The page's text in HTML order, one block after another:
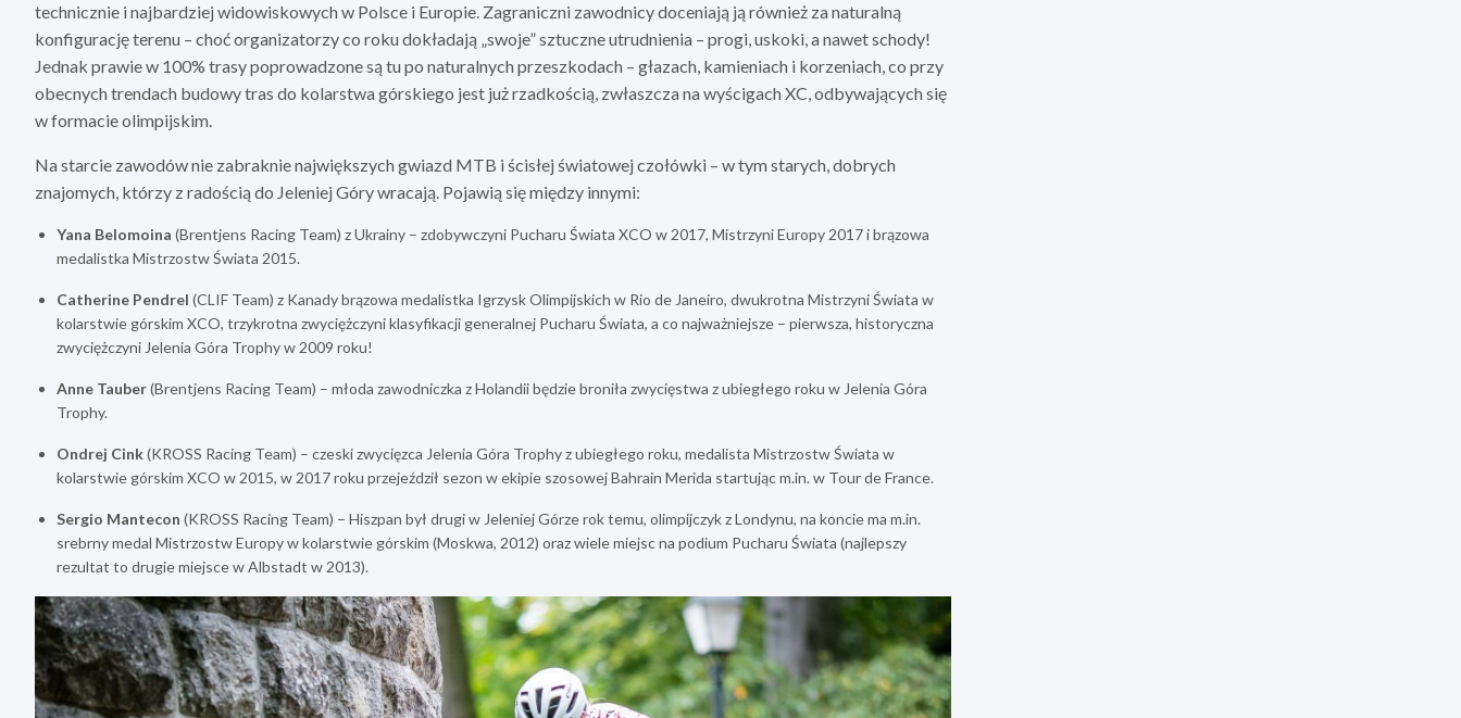
technicznie i najbardziej widowiskowych w Polsce i Europie. Zagraniczni zawodnicy doceniają ją również za naturalną
konfigurację terenu – choć organizatorzy co roku dokładają „swoje” sztuczne utrudnienia – progi, uskoki, a nawet schody!
Jednak prawie w 100% trasy poprowadzone są tu po naturalnych przeszkodach – głazach, kamieniach i korzeniach, co przy
obecnych trendach budowy tras do kolarstwa górskiego jest już rzadkością, zwłaszcza na wyścigach XC, odbywających się
w formacie olimpijskim.
Na starcie zawodów nie zabraknie największych gwiazd MTB i ścisłej światowej czołówki – w tym starych, dobrych
znajomych, którzy z radością do Jeleniej Góry wracają. Pojawią się między innymi:
Yana Belomoina (Brentjens Racing Team) z Ukrainy – zdobywczyni Pucharu Świata XCO w 2017, Mistrzyni Europy 2017 i brązowa
medalistka Mistrzostw Świata 2015.
Catherine Pendrel (CLIF Team) z Kanady brązowa medalistka Igrzysk Olimpijskich w Rio de Janeiro, dwukrotna Mistrzyni Świata w
kolarstwie górskim XCO, trzykrotna zwyciężczyni klasyfikacji generalnej Pucharu Świata, a co najważniejsze – pierwsza, historyczna
zwyciężczyni Jelenia Góra Trophy w 2009 roku!
Anne Tauber(Brentjens Racing Team) – młoda zawodniczka z Holandii będzie broniła zwycięstwa z ubiegłego roku w Jelenia Góra
Trophy.
Ondrej Cink(KROSS Racing Team) – czeski zwycięzca Jelenia Góra Trophy z ubiegłego roku, medalista Mistrzostw Świata w
kolarstwie górskim XCO w 2015, w 2017 roku przejeździł sezon w ekipie szosowej Bahrain Merida startując m.in. w Tour de France.
Sergio Mantecon (KROSS Racing Team) – Hiszpan był drugi w Jeleniej Górze rok temu, olimpijczyk z Londynu, na koncie ma m.in.
srebrny medal Mistrzostw Europy w kolarstwie górskim (Moskwa, 2012) oraz wiele miejsc na podium Pucharu Świata (najlepszy
rezultat to drugie miejsce w Albstadt w 2013).